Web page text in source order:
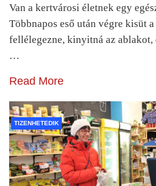
Van a kertvárosi életnek egy
Többnapos eső után végre kisüt
fellélegezne, kinyitná az ablakot,
…
Read More
TIZENHETEDIK